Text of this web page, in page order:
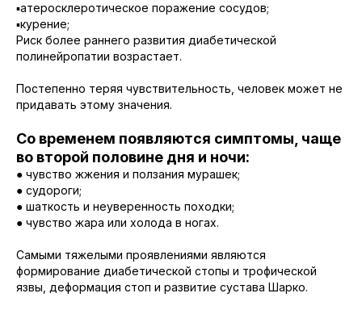
▪️атеросклеротическое поражение сосудов;
▪️курение;
Риск более раннего развития диабетической
полинейропатии возрастает.
Постепенно теряя чувствительность, человек может не
придавать этому значения.
Со временем появляются симптомы, чаще
во второй половине дня и ночи:
● чувство жжения и ползания мурашек;
● судороги;
● шаткость и неуверенность походки;
● чувство жара или холода в ногах.
Самыми тяжелыми проявлениями являются
формирование диабетической стопы и трофической
язвы, деформация стоп и развитие сустава Шарко.